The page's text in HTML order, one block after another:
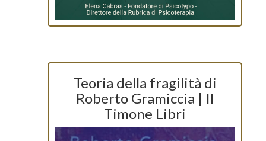
Teoria della fragilità di
Roberto Gramiccia | Il
Timone Libri